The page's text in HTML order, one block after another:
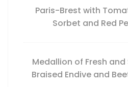
Paris-Brest with
Sorbet and Red
Medallion of Fresh
Braised Endive and